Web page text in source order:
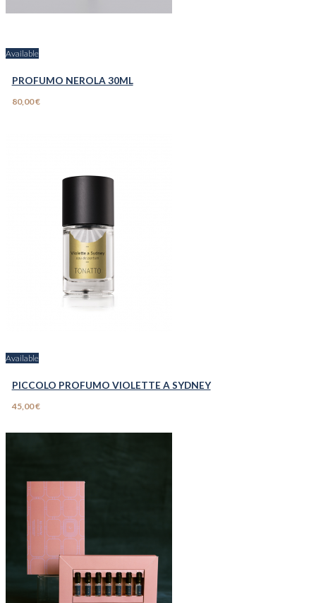
Available
PROFUMO NEROLA 30ML
80,00 €
Available
PICCOLO PROFUMO VIOLETTE A SYDNEY
45,00 €